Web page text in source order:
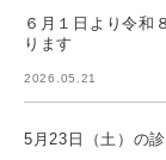
６月１日より令和
ります
2026.05.21
5月23日（土）の